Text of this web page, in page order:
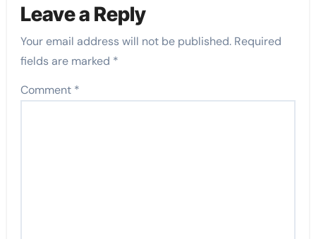
Leave a Reply
Your email address will not be published. Required
fields are marked *
Comment *